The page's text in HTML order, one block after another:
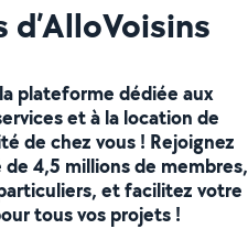
d’AlloVoisins
plateforme dédiée aux
et à la location de
de chez vous ! Rejoignez
4,5 millions de membres,
et facilitez votre
tous vos projets !